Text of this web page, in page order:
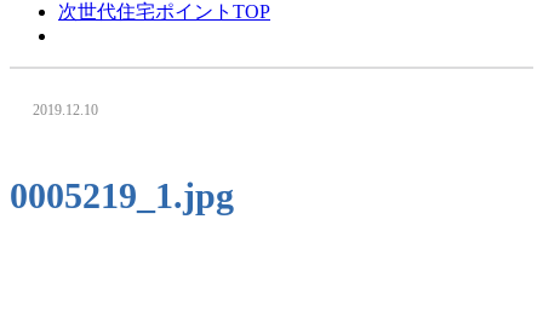
次世代住宅ポイントTOP
2019.12.10
0005219_1.jpg